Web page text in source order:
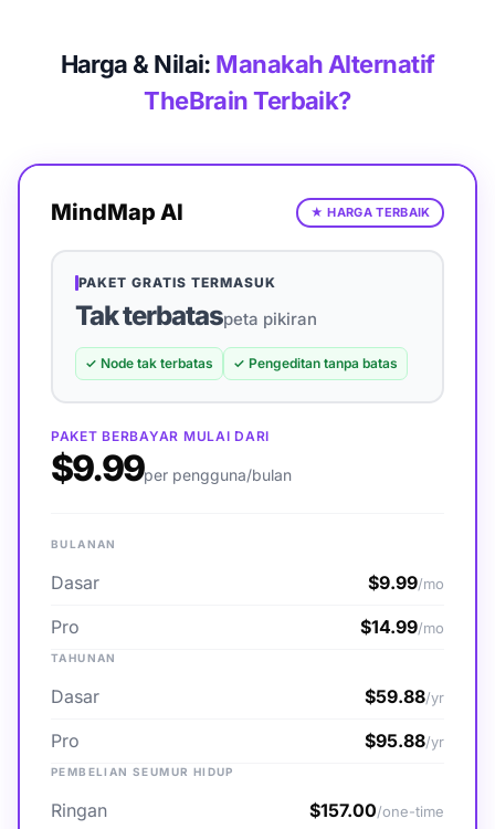
Harga & Nilai: Manakah Alternatif
TheBrain Terbaik?
MindMap AI ★HARGA TERBAIK
PAKET GRATIS TERMASUK
Tak terbataspeta pikiran
✓ Node tak terbatas ✓ Pengeditan tanpa batas
PAKET BERBAYAR MULAI DARI
$9.99per pengguna/bulan
BULANAN
Dasar $9.99/mo
Pro $14.99/mo
TAHUNAN
Dasar $59.88/yr
Pro $95.88/yr
PEMBELIAN SEUMUR HIDUP
Ringan $157.00/one-time